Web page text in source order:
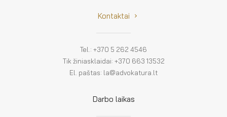
Kontaktai
Tel.: +370 5 262 4546
Tik žiniasklaidai: +370 663 13532
El. paštas: la@advokatura.lt
Darbo laikas